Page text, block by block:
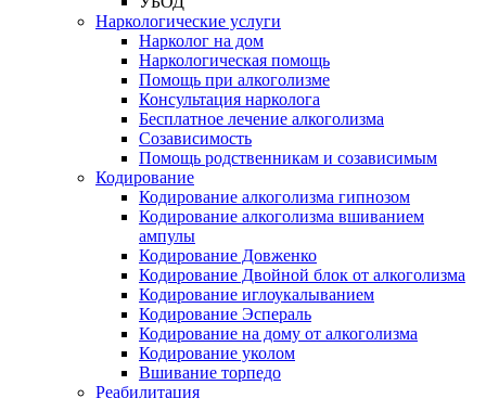
Наркологические услуги
Нарколог на дом
Наркологическая помощь
Помощь при алкоголизме
Консультация нарколога
Бесплатное лечение алкоголизма
Созависимость
Помощь родственникам и созависимым
Кодирование
Кодирование алкоголизма гипнозом
Кодирование алкоголизма вшиванием
ампулы
Кодирование Довженко
Кодирование Двойной блок от алкоголизма
Кодирование иглоукалыванием
Кодирование Эспераль
Кодирование на дому от алкоголизма
Кодирование уколом
Вшивание торпедо
Реабилитация